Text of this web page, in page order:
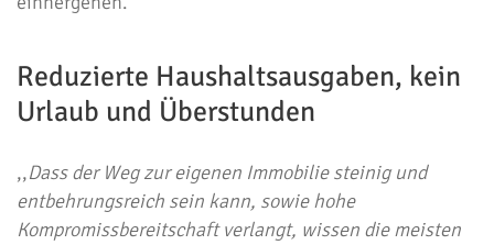
Reduzierte Haushaltsausgaben, kein
Urlaub und Überstunden
,,Dass der Weg zur eigenen Immobilie steinig und
entbehrungsreich sein kann, sowie hohe
Kompromissbereitschaft verlangt, wissen die meisten